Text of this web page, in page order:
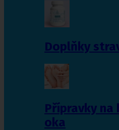
Doplňky
Přípravky na
oka